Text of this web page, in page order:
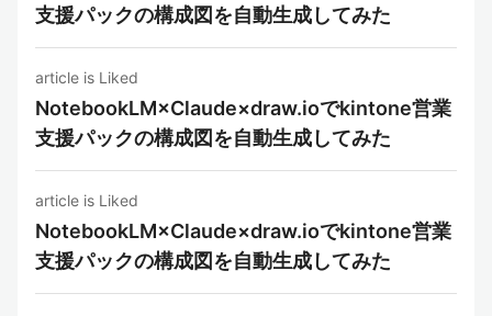
支援パックの構成図を自動生成してみた
article is Liked
NotebookLM×Claude×draw.ioでkintone営業
支援パックの構成図を自動生成してみた
article is Liked
NotebookLM×Claude×draw.ioでkintone営業
支援パックの構成図を自動生成してみた